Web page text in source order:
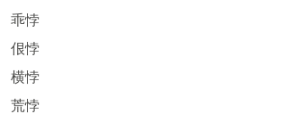
乖悖
佷悖
横悖
荒悖